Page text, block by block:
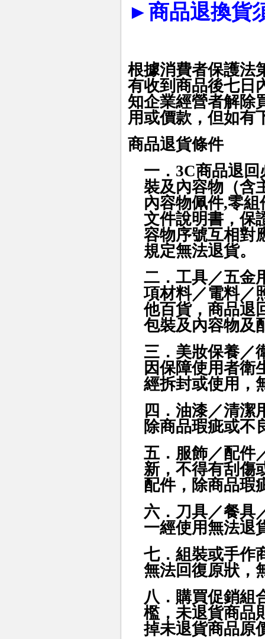
►商品退換貨
根據消費者保護法
有收到商品後七日
知企業經營者解除
用或價款，但如有
商品退貨條件
一．3C商品退回
裝及內容物（含
內容物佩件,零
文件說明書，保
容物序號互相對
規定無法退貨。
二．工具／五金
項材料／電料／
他百貨，商品退
包裝及內容物及
三．美妝保養／
因保障使用者衛
經拆封或使用，
四．油漆／清潔
除商品瑕疵或不
五．服飾／配件
新，不得有刮傷
配件，除商品瑕
六．刀具／餐具
一經使用無法退
七．組裝或手作
無法回復原狀，
八．購買促銷組
檻，未退貨商品
掉未退貨商品原